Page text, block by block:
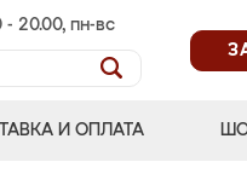
- 20.00, пн-вс
И ОПЛАТА